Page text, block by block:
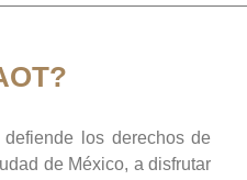
los derechos de
de México, a disfrutar